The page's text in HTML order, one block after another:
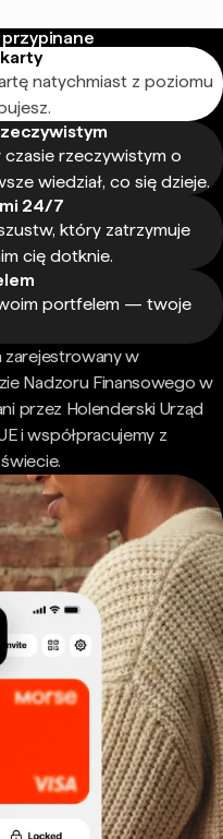
przypinane
natychmiast z poziomu
rzeczywistym o
wiedział, co się dzieje.
24/7
który zatrzymuje
cię dotknie.
portfelem — twoje
zarejestrowany w
Nadzoru Finansowego w
przez Holenderski Urząd
i współpracujemy z